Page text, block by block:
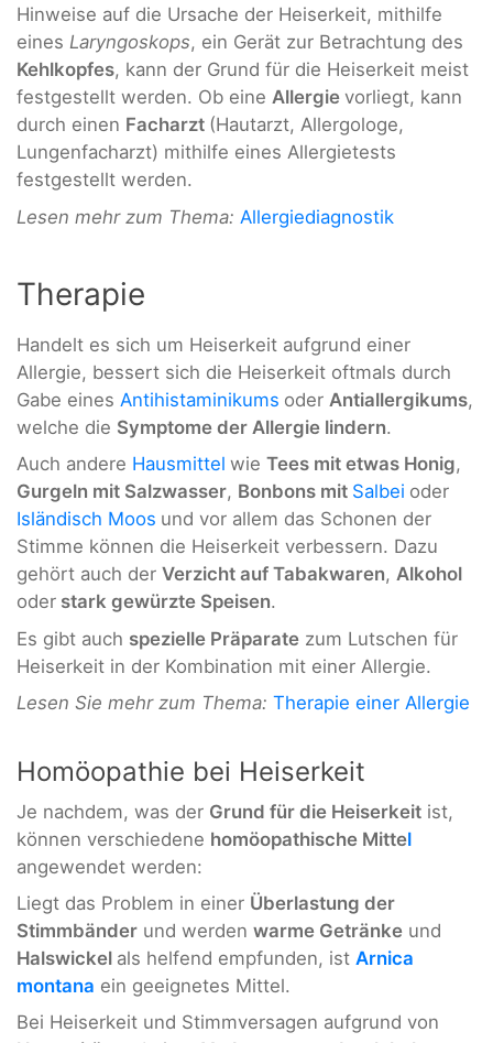
Hinweise auf die Ursache der Heiserkeit, mithilfe
eines Laryngoskops, ein Gerät zur Betrachtung des
Kehlkopfes, kann der Grund für die Heiserkeit meist
festgestellt werden. Ob eine Allergie vorliegt, kann
durch einen Facharzt (Hautarzt, Allergologe,
Lungenfacharzt) mithilfe eines Allergietests
festgestellt werden.
Lesen mehr zum Thema: Allergiediagnostik
Therapie
Handelt es sich um Heiserkeit aufgrund einer
Allergie, bessert sich die Heiserkeit oftmals durch
Gabe eines Antihistaminikums oder Antiallergikums,
welche die Symptome der Allergie lindern.
Auch andere Hausmittel wie Tees mit etwas Honig,
Gurgeln mit Salzwasser, Bonbons mit Salbei oder
Isländisch Moos und vor allem das Schonen der
Stimme können die Heiserkeit verbessern. Dazu
gehört auch der Verzicht auf Tabakwaren, Alkohol
oder stark gewürzte Speisen.
Es gibt auch spezielle Präparate zum Lutschen für
Heiserkeit in der Kombination mit einer Allergie.
Lesen Sie mehr zum Thema: Therapie einer Allergie
Homöopathie bei Heiserkeit
Je nachdem, was der Grund für die Heiserkeit ist,
können verschiedene homöopathische Mittel
angewendet werden:
Liegt das Problem in einer Überlastung der
Stimmbänder und werden warme Getränke und
Halswickel als helfend empfunden, ist Arnica
montana ein geeignetes Mittel.
Bei Heiserkeit und Stimmversagen aufgrund von